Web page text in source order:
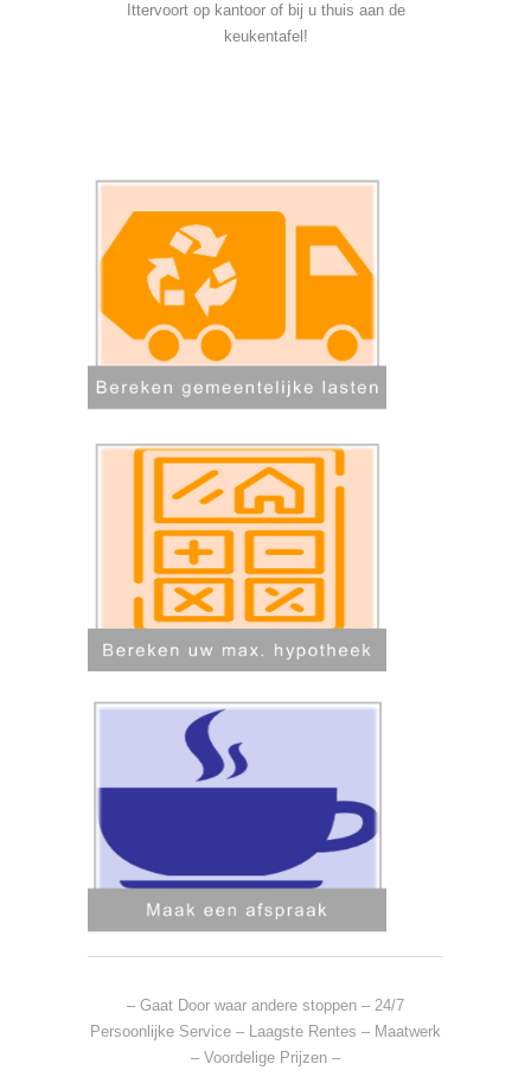
Ittervoort op kantoor of bij u thuis aan de
keukentafel!
– Gaat Door waar andere stoppen – 24/7
Persoonlijke Service – Laagste Rentes – Maatwerk
– Voordelige Prijzen –